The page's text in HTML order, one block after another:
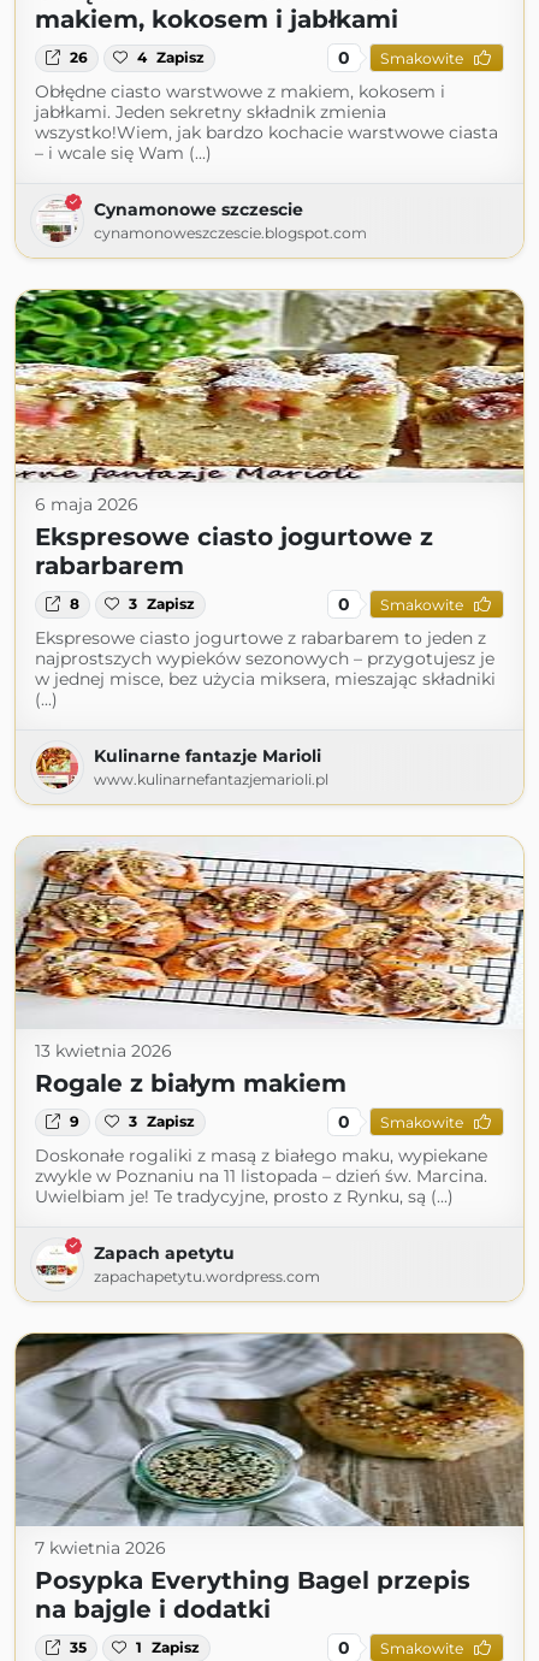
makiem, kokosem i jabłkami
26 4 Zapisz 0 Smakowite
Obłędne ciasto warstwowe z makiem, kokosem i
jabłkami. Jeden sekretny składnik zmienia
wszystko!Wiem, jak bardzo kochacie warstwowe ciasta
– i wcale się Wam (...)
Cynamonowe szczescie
cynamonoweszczescie.blogspot.com
6 maja 2026
Ekspresowe ciasto jogurtowe z
rabarbarem
8 3 Zapisz 0 Smakowite
Ekspresowe ciasto jogurtowe z rabarbarem to jeden z
najprostszych wypieków sezonowych – przygotujesz je
w jednej misce, bez użycia miksera, mieszając składniki
(...)
Kulinarne fantazje Marioli
www.kulinarnefantazjemarioli.pl
13 kwietnia 2026
Rogale z białym makiem
9 3 Zapisz 0 Smakowite
Doskonałe rogaliki z masą z białego maku, wypiekane
zwykle w Poznaniu na 11 listopada – dzień św. Marcina.
Uwielbiam je! Te tradycyjne, prosto z Rynku, są (...)
Zapach apetytu
zapachapetytu.wordpress.com
7 kwietnia 2026
Posypka Everything Bagel przepis
na bajgle i dodatki
35 1 Zapisz 0 Smakowite